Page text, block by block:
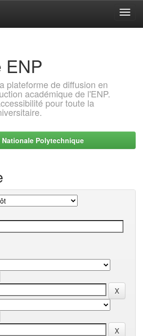
ENP
plateforme de diffusion en
académique de l'ENP.
pour toute la
Polytechnique